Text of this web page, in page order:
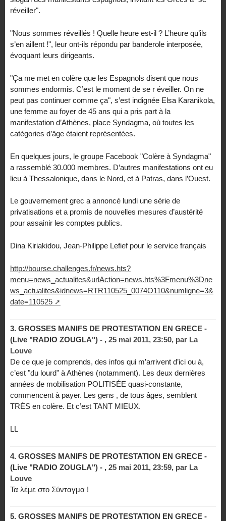
réveiller".
"Nous sommes réveillés ! Quelle heure est-il ? L’heure qu’ils
s’en aillent !", leur ont-ils répondu par banderole interposée,
évoquant leurs dirigeants.
"Ça me met en colère que les Espagnols disent que nous
sommes endormis. C’est le moment de se r éveiller. On ne
peut pas continuer comme ça", s’est indignée Elsa Karanikola,
une femme au foyer de 45 ans qui a pris part à la
manifestation d’Athènes, place Syndagma, où toutes les
catégories d’âge étaient représentées.
En quelques jours, le groupe Facebook "Colère à Syndagma"
a rassemblé 30.000 membres. D’autres manifestations ont eu
lieu à Thessalonique, dans le Nord, et à Patras, dans l’Ouest.
Le gouvernement grec a annoncé lundi une série de
privatisations et a promis de nouvelles mesures d’austérité
pour assainir les comptes publics.
Dina Kiriakidou, Jean-Philippe Lefief pour le service français
http://bourse.challenges.fr/news.hts?
menu=news_actualites&urlAction=news.hts%3Fmenu%3Dne
ws_actualites&idnews=RTR110525_0074O110&numligne=3&
date=110525
3. GROSSES MANIFS DE PROTESTATION EN GRECE -
(Live "RADIO ZOUGLA") - , 25 mai 2011, 23:50, par La
Louve
De ce que je comprends, des infos qui m’arrivent d’ici ou à,
c’est "du lourd" à Athènes (notamment). Les deux dernières
années de mobilisation POLITISÉE quasi-constante,
commencent à payer. Les gens , de tous âges, semblent
TRÈS en colère. Et c’est TANT MIEUX.
LL
4. GROSSES MANIFS DE PROTESTATION EN GRECE -
(Live "RADIO ZOUGLA") - , 25 mai 2011, 23:59, par La
Louve
Τα λέμε στο Σύνταγμα !
5. GROSSES MANIFS DE PROTESTATION EN GRECE -